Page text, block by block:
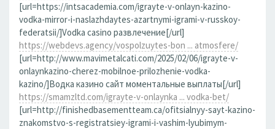
[url=https://intsacademia.com/igrayte-v-onlayn-kazino-
vodka-mirror-i-naslazhdaytes-azartnymi-igrami-v-russkoy-
federatsii/]Vodka casino развлечение[/url]
https://webdevs.agency/vospolzuytes-bon ... atmosfere/
[url=http://www.mavimetalcati.com/2025/02/06/igrayte-v-
onlaynkazino-cherez-mobilnoe-prilozhenie-vodka-
kazino/]Водка казино сайт моментальные выплаты[/url]
https://smamzltd.com/igrayte-v-onlaynka ... vodka-bet/
[url=http://finishedbasementteam.ca/ofitsialnyy-sayt-kazino-
znakomstvo-s-registratsiey-igrami-i-vashim-lyubimym-